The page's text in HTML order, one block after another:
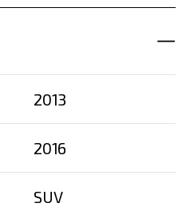
2013
2016
SUV